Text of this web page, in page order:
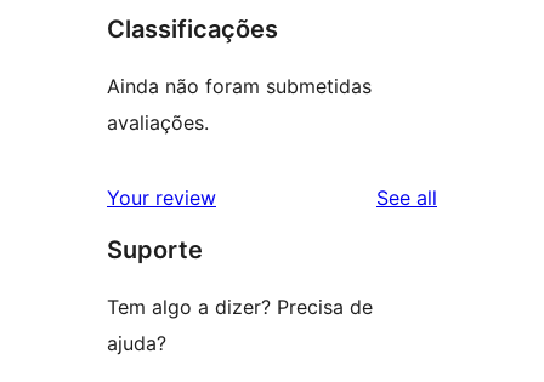
Classificações
Ainda não foram submetidas
avaliações.
Your review See all
Suporte
Tem algo a dizer? Precisa de
ajuda?